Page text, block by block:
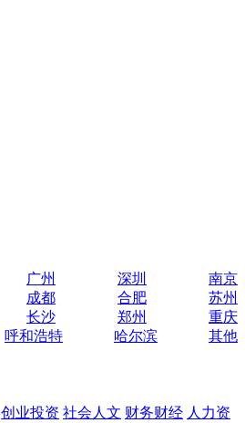
广州 深圳
南京
成都 合肥
苏州
长沙 郑州
重庆
呼和浩特 哈尔滨
其他
创业投资 社会人文 财务财经 人力资